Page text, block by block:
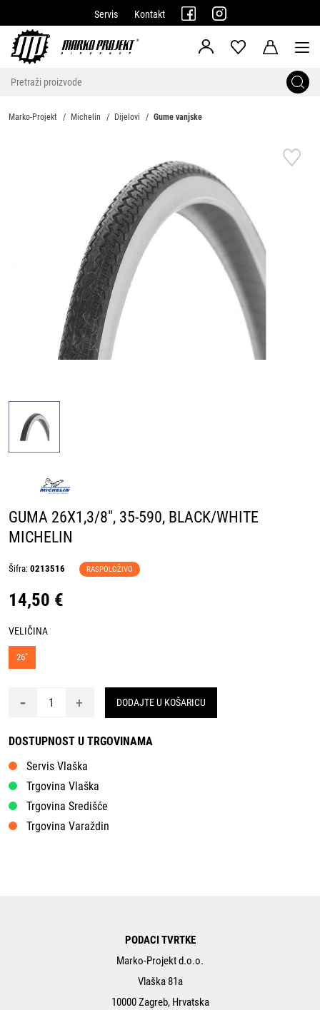
Servis Kontakt
Marko-Projekt Michelin Dijelovi Gume vanjske
GUMA 26X1,3/8", 35-590, BLACK/WHITE
MICHELIN
Šifra: 0213516 RASPOLOŽIVO
14,50 €
VELIČINA
26"
- + DODAJTE U KOŠARICU
DOSTUPNOST U TRGOVINAMA
Servis Vlaška
Trgovina Vlaška
Trgovina Središće
Trgovina Varaždin
PODACI TVRTKE
Marko-Projekt d.o.o.
Vlaška 81a
10000 Zagreb, Hrvatska